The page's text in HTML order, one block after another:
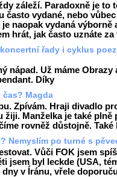
záleží. Paradoxně je to
často vydané, nebo
naopak vydaná výborně
hrát, jak často uznáte za
řady i cyklus
nápad. Už máme Obrazy
Díky
Magda
Zpívám. Hraji divadlo
žiji. Manželka je také plně
rovněž důstojně.
Nemyslím po turné s
Vůči FOK jsem
jsem byl leckde (USA,
v Íránu, vřele